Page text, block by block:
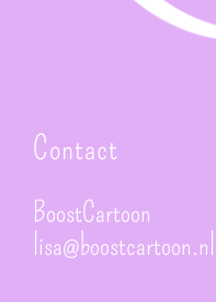
Contact
BoostCartoon
lisa@boostcartoon.nl